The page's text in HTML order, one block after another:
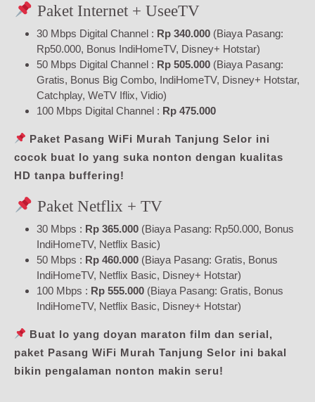
Paket Internet + UseeTV
30 Mbps Digital Channel : Rp 340.000 (Biaya Pasang:
Rp50.000, Bonus IndiHomeTV, Disney+ Hotstar)
50 Mbps Digital Channel : Rp 505.000 (Biaya Pasang:
Gratis, Bonus Big Combo, IndiHomeTV, Disney+ Hotstar,
Catchplay, WeTV Iflix, Vidio)
100 Mbps Digital Channel : Rp 475.000
Paket Pasang WiFi Murah Tanjung Selor ini
cocok buat lo yang suka nonton dengan kualitas
HD tanpa buffering!
Paket Netflix + TV
30 Mbps : Rp 365.000 (Biaya Pasang: Rp50.000, Bonus
IndiHomeTV, Netflix Basic)
50 Mbps : Rp 460.000 (Biaya Pasang: Gratis, Bonus
IndiHomeTV, Netflix Basic, Disney+ Hotstar)
100 Mbps : Rp 555.000 (Biaya Pasang: Gratis, Bonus
IndiHomeTV, Netflix Basic, Disney+ Hotstar)
Buat lo yang doyan maraton film dan serial,
paket Pasang WiFi Murah Tanjung Selor ini bakal
bikin pengalaman nonton makin seru!